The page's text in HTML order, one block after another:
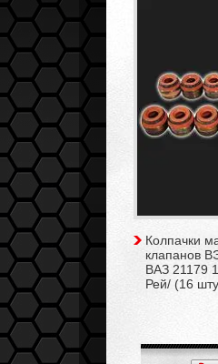
Колпачки
клапанов
ВАЗ 21179
Рей/ (16